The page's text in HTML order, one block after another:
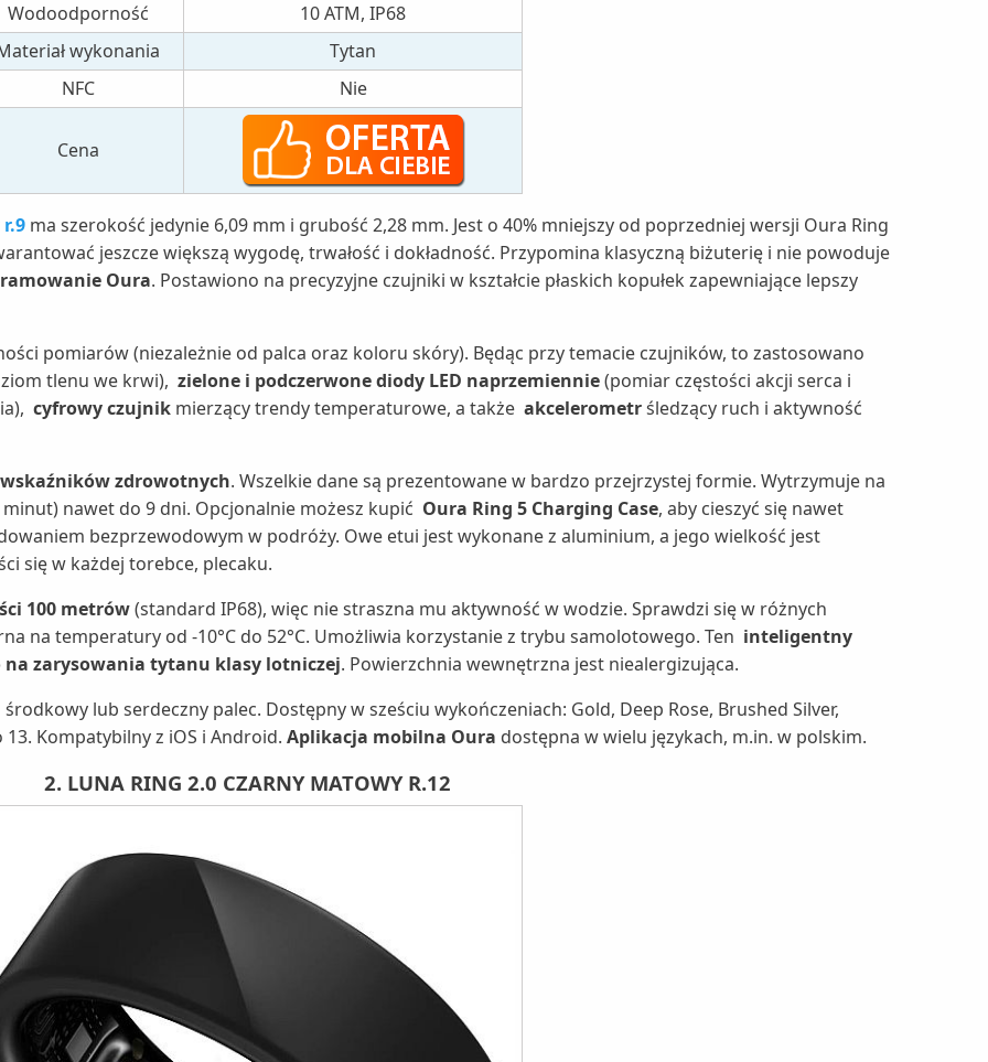
Wodoodporność
10 ATM, IP68
wykonania
Tytan
NFC
Nie
Cena
ma szerokość jedynie 6,09 mm i grubość 2,28 mm. Jest o 40% mniejszy od poprzedniej wersji Oura Ring
jeszcze większą wygodę, trwałość i dokładność. Przypomina klasyczną biżuterię i nie powoduje
Oura. Postawiono na precyzyjne czujniki w kształcie płaskich kopułek zapewniające lepszy
pomiarów (niezależnie od palca oraz koloru skóry). Będąc przy temacie czujników, to zastosowano
tlenu we krwi), zielone i podczerwone diody LED naprzemiennie(pomiar częstości akcji serca i
cyfrowy czujnik mierzący trendy temperaturowe, a także akcelerometrśledzący ruch i aktywność
zdrowotnych. Wszelkie dane są prezentowane w bardzo przejrzystej formie. Wytrzymuje na
nawet do 9 dni. Opcjonalnie możesz kupić Oura Ring 5 Charging Case, aby cieszyć się nawet
bezprzewodowym w podróży. Owe etui jest wykonane z aluminium, a jego wielkość jest
się w każdej torebce, plecaku.
100 metrów(standard IP68), więc nie straszna mu aktywność w wodzie. Sprawdzi się w różnych
na temperatury od -10°C do 52°C. Umożliwia korzystanie z trybu samolotowego. Ten inteligentny
na zarysowania tytanu klasy lotniczej. Powierzchnia wewnętrzna jest niealergizująca.
lub serdeczny palec. Dostępny w sześciu wykończeniach: Gold, Deep Rose, Brushed Silver,
Kompatybilny z iOS i Android. Aplikacja mobilna Oura dostępna w wielu językach, m.in. w polskim.
2. LUNA RING 2.0 CZARNY MATOWY R.12